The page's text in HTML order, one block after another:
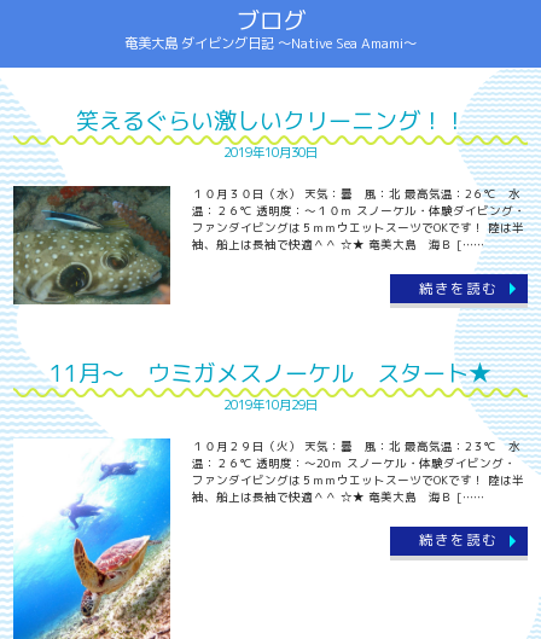
ブログ
奄美大島 ダイビング日記 ～Native Sea Amami～
笑えるぐらい激しいクリーニング！！
2019年10月30日
１０月３０日（水） 天気：曇 風：北 最高気温：2６℃ 水
温：２６℃ 透明度：～１０ｍ スノーケル・体験ダイビング・
ファンダイビングは５ｍｍウエットスーツでOKです！ 陸は半
袖、船上は長袖で快適＾＾ ☆★ 奄美大島 海Ｂ [……
続きを読む
11月～ ウミガメスノーケル スタート★
2019年10月29日
１０月２９日（火） 天気：曇 風：北 最高気温：2３℃ 水
温：２６℃ 透明度：～20ｍ スノーケル・体験ダイビング・
ファンダイビングは５ｍｍウエットスーツでOKです！ 陸は半
袖、船上は長袖で快適＾＾ ☆★ 奄美大島 海Ｂ [……
続きを読む